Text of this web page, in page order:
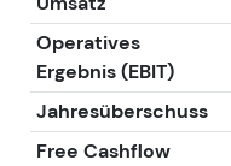
Operatives
Ergebnis (EBIT)
Jahresüberschuss
Free Cashflow